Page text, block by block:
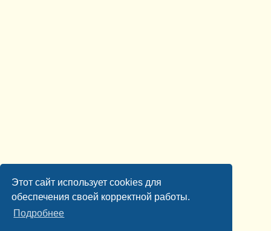
Этот сайт использует cookies для
обеспечения своей корректной работы.
Подробнее